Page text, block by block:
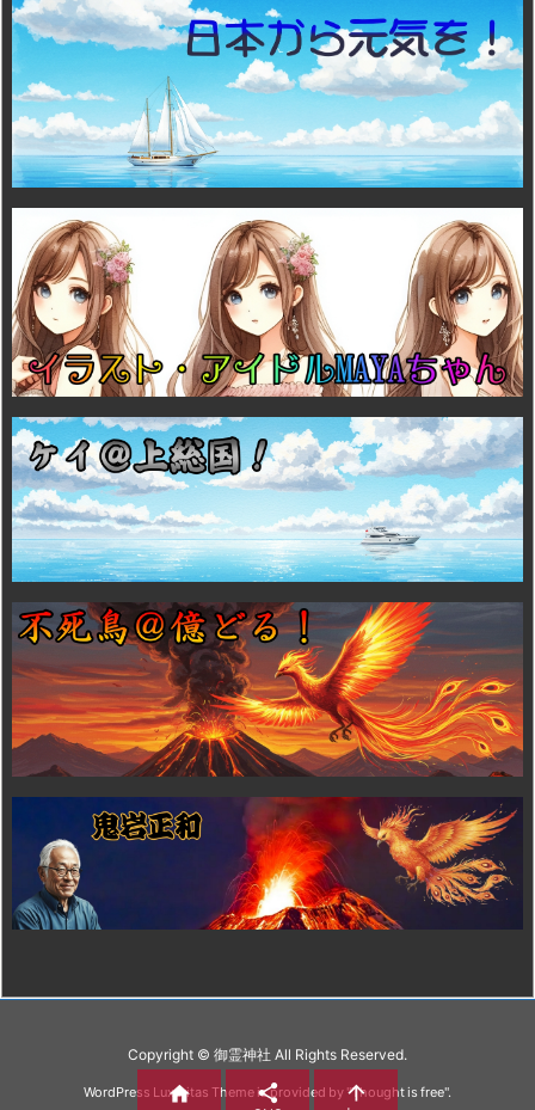
Copyright © 御霊神社 All Rights Reserved.
WordPress Luxeritas Theme is provided by "Thought is free".
  